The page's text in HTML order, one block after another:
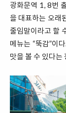
광화문역 1, 8번
을 대표하는 오래
줄임말이라고 할
메뉴는 “뚝감”이
맛을 볼 수 있다는